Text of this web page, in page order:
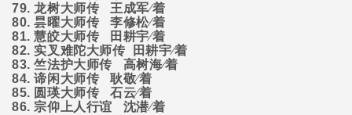
79.龙树大师传
王成军∕着
80.昙曜大师传
李修松∕着
81.慧皎大师传
田耕宇∕着
82. 实叉难陀大师传
田耕宇∕着
83.竺法护大师传
高树海∕着
84.谛闲大师传
耿敬∕着
85. 圆瑛大师传
石云∕着
86. 宗仰上人行谊 沈潜∕着